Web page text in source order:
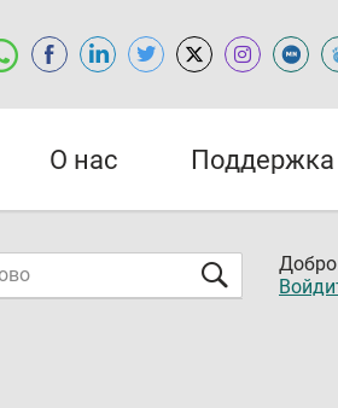
О нас